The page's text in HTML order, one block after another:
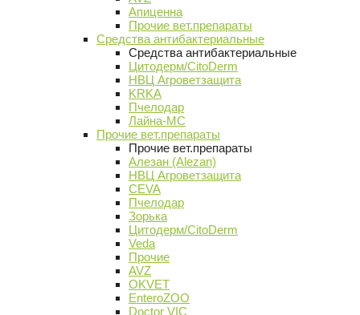
Апиценна
Прочие вет.препараты
Средства антибактериальные
Средства антибактериальные
Цитодерм/CitoDerm
НВЦ Агроветзащита
KRKA
Пчелодар
Лайна-МС
Прочие вет.препараты
Прочие вет.препараты
Алезан (Alezan)
НВЦ Агроветзащита
CEVA
Пчелодар
Зорька
Цитодерм/CitoDerm
Veda
Прочие
AVZ
OKVET
EnteroZOO
Doctor VIC